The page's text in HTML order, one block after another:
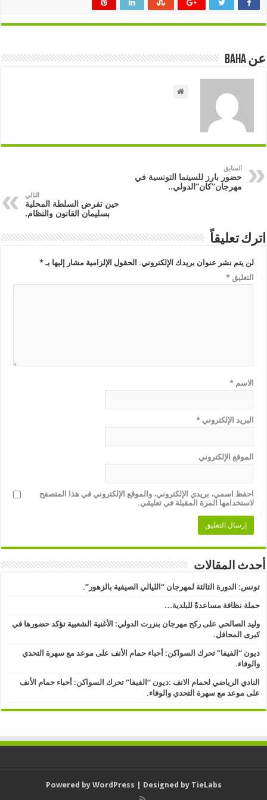
عن Baha
السابق
حضور بارز للسينما التونسية في
مهرجان”كان”الدولي..
التالي
حين تفرض السلطة المحلية
بسليمان القانون والنظام.
اترك تعليقاً
لن يتم نشر عنوان بريدك الإلكتروني. الحقول الإلزامية مشار إليها بـ*
التعليق*
الاسم*
البريد الإلكتروني*
الموقع الإلكتروني
احفظ اسمي، بريدي الإلكتروني، والموقع الإلكتروني في هذا المتصفح
لاستخدامها المرة المقبلة في تعليقي.
أحدث المقالات
تونس: الدورة الثالثة لمهرجان “الليالي الصيفية بالزهور”.
حملة نظافة مساعدةً للبلدية…
وليد الصالحي على ركح مهرجان بنزرت الدولي: الأغنية الشعبية تؤكد حضورها في
كبرى المحافل.
ديون “الفيفا” تحرك السواكن: أحباء حمام الأنف على موعد مع سهرة التحدي
والوفاء.
النادي الرياضي لحمام الانف :ديون “الفيفا” تحرك السواكن: أحباء حمام الأنف
على موعد مع سهرة التحدي والوفاء.
Powered by WordPress | Designed by TieLabs